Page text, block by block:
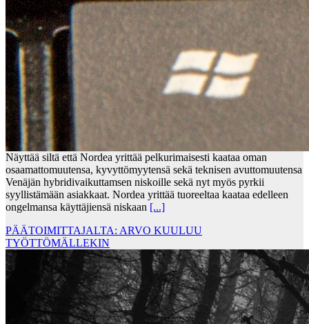
Näyttää siltä että Nordea yrittää pelkurimaisesti kaataa oman
osaamattomuutensa, kyvyttömyytensä sekä teknisen avuttomuutensa
Venäjän hybridivaikuttamsen niskoille sekä nyt myös pyrkii
syyllistämään asiakkaat. Nordea yrittää tuoreeltaa kaataa edelleen
ongelmansa käyttäjiensä niskaan [...]
PÄÄTOIMITTAJALTA: ARVO KUULUU
TYÖTTÖMÄLLEKIN